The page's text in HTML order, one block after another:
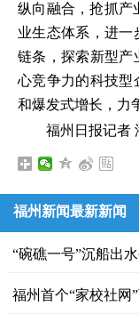
纵向融合，抢抓产
业生态体系，进一
链条，探索新型产
心竞争力的科技型
和爆发式增长，力
福州日报记者
福州新闻最新新闻
“碗礁一号”沉船出
福州首个“家校社网